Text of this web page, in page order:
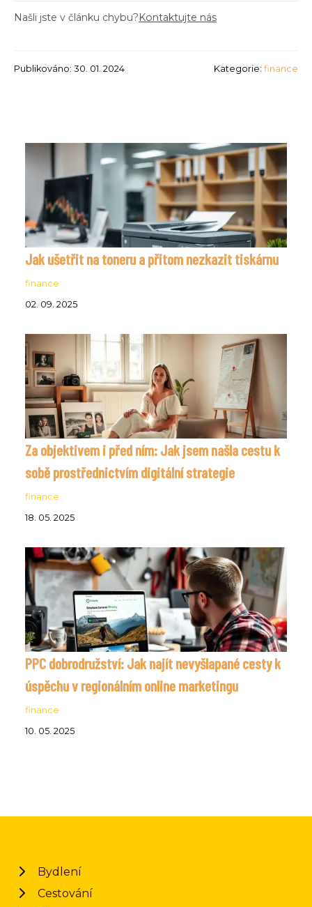
Našli jste v článku chybu?Kontaktujte nás
Publikováno: 30. 01. 2024 Kategorie: finance
Jak ušetřit na toneru a přitom nezkazit tiskárnu
finance
02. 09. 2025
Za objektivem i před ním: Jak jsem našla cestu k
sobě prostřednictvím digitální strategie
finance
18. 05. 2025
PPC dobrodružství: Jak najít nevyšlapané cesty k
úspěchu v regionálním online marketingu
finance
10. 05. 2025
Bydlení
Cestování